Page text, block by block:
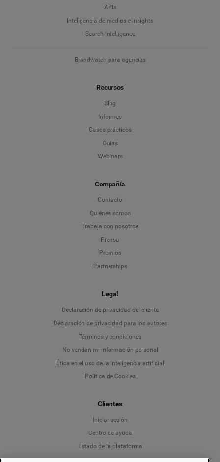
APIs
Inteligencia de medios e insights
Search Intelligence
Brandwatch para agencias
Recursos
Blog
Informes
Casos prácticos
Guías
Webinars
Compañía
Contacto
Quiénes somos
Trabaja con nosotros
Prensa
Premios
Partnerships
Legal
Declaración de privacidad del cliente
Declaración de privacidad para los autores
Términos y condiciones
No vendan mi información personal
Ética en el uso de la inteligencia artificial
Política de Cookies
Clientes
Iniciar sesión
Centro de ayuda
Estado de la plataforma
Language
Deutsch